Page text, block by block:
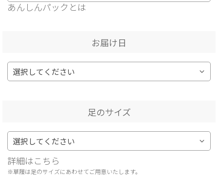
あんしんパックとは
お届け日
足のサイズ
詳細はこちら
※草履は足のサイズにあわせてご用意いたします。